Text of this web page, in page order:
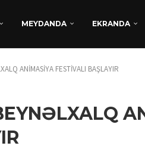
MEYDANDA EKRANDA
ANİMASİYA FESTİVALI BAŞLAYIR